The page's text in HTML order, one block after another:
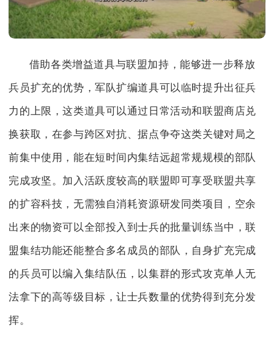
借助各类增益道具与联盟加持，能够进一步释放
兵员扩充的优势，军队扩编道具可以临时提升出征兵
力的上限，这类道具可以通过日常活动和联盟商店兑
换获取，在参与跨区对抗、据点争夺这类关键对局之
前集中使用，能在短时间内集结远超常规规模的部队
完成攻坚。加入活跃度较高的联盟即可享受联盟共享
的扩容科技，无需独自消耗资源研发同类项目，空余
出来的物资可以全部投入到士兵的批量训练当中，联
盟集结功能还能整合多名成员的部队，自身扩充完成
的兵员可以编入集结队伍，以集群的形式攻克单人无
法拿下的高等级目标，让士兵数量的优势得到充分发
挥。